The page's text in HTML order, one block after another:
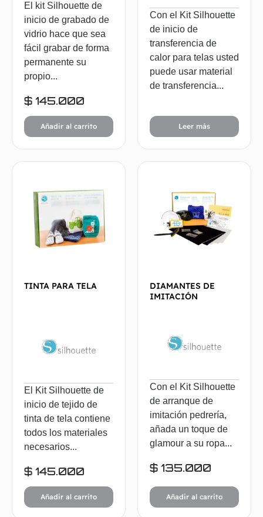
El kit Silhouette de
inicio de grabado de
vidrio hace que sea
fácil grabar de forma
permanente su
propio...
$ 145.000
Añadir al carrito
Con el Kit Silhouette
de inicio de
transferencia de
calor para telas usted
puede usar material
de transferencia...
Leer más
TINTA PARA TELA
El Kit Silhouette de
inicio de tejido de
tinta de tela contiene
todos los materiales
necesarios...
$ 145.000
Añadir al carrito
DIAMANTES DE
IMITACIÓN
Con el Kit Silhouette
de arranque de
imitación pedrería,
añada un toque de
glamour a su ropa...
$ 135.000
Añadir al carrito